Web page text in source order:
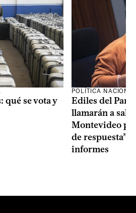
qué se vota y
POLÍTICA
Ediles del
llamarán a sala
Montevideo
de respuesta”
informes